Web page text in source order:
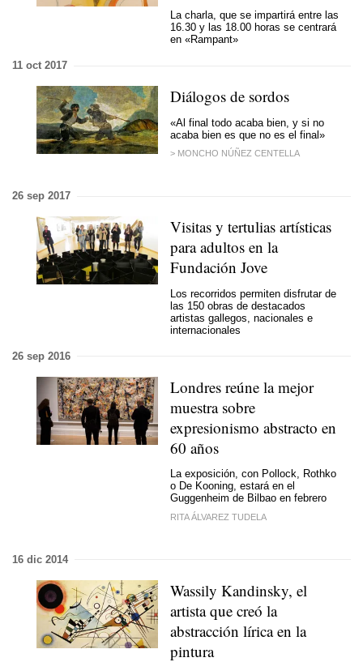
La charla, que se impartirá entre las
16.30 y las 18.00 horas se centrará
en «Rampant»
11 oct 2017
Diálogos de sordos
«Al final todo acaba bien, y si no
acaba bien es que no es el final»
> MONCHO NÚÑEZ CENTELLA
26 sep 2017
Visitas y tertulias artísticas
para adultos en la
Fundación Jove
Los recorridos permiten disfrutar de
las 150 obras de destacados
artistas gallegos, nacionales e
internacionales
26 sep 2016
Londres reúne la mejor
muestra sobre
expresionismo abstracto en
60 años
La exposición, con Pollock, Rothko
o De Kooning, estará en el
Guggenheim de Bilbao en febrero
RITA ÁLVAREZ TUDELA
16 dic 2014
Wassily Kandinsky, el
artista que creó la
abstracción lírica en la
pintura